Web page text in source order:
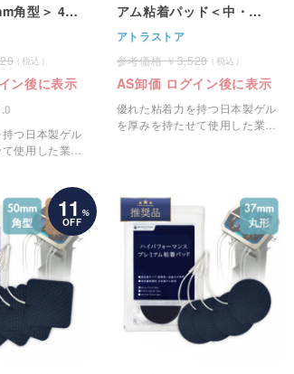
角型＞ 4枚1
ン後に表示
つ日本製ゲル
使用した業務
アム粘着パッド＜中・
50mm角型＞ 4枚1組
アトラストア
3,520
AS卸価 ログイン後に表示
優れた粘着力を持つ日本製ゲル
を厚みを持たせて使用した業務
11 %
OFF